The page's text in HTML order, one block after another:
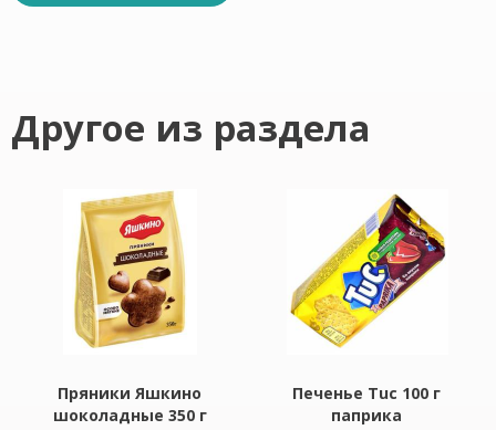
Другое из раздела
Пряники Яшкино
шоколадные 350 г
Печенье Tuc 100 г
паприка